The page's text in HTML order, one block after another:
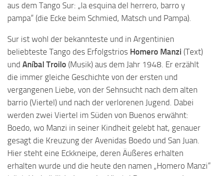
aus dem Tango Sur: „la esquina del herrero, barro y
pampa“ (die Ecke beim Schmied, Matsch und Pampa).
Sur ist wohl der bekannteste und in Argentinien
beliebteste Tango des Erfolgstrios Homero Manzi (Text)
und Aníbal Troilo (Musik) aus dem Jahr 1948. Er erzählt
die immer gleiche Geschichte von der ersten und
vergangenen Liebe, von der Sehnsucht nach dem alten
barrio (Viertel) und nach der verlorenen Jugend. Dabei
werden zwei Viertel im Süden von Buenos erwähnt:
Boedo, wo Manzi in seiner Kindheit gelebt hat, genauer
gesagt die Kreuzung der Avenidas Boedo und San Juan.
Hier steht eine Eckkneipe, deren Äußeres erhalten
erhalten wurde und die heute den namen „Homero Manzi“